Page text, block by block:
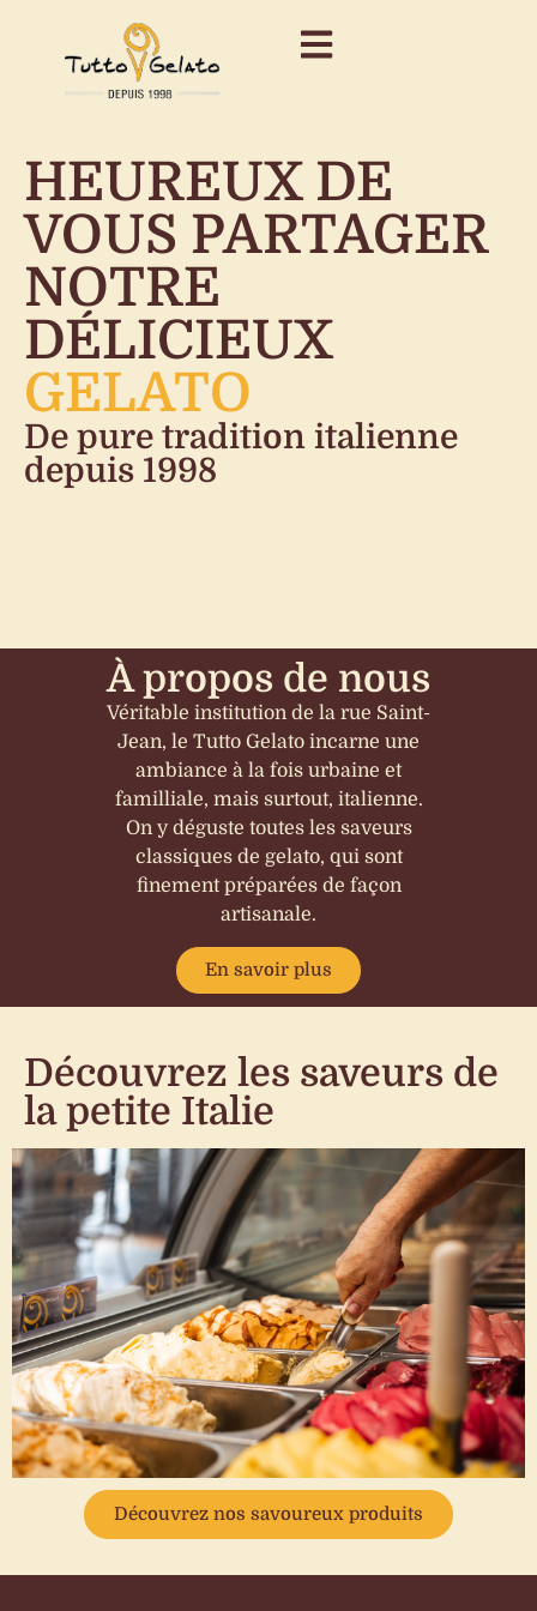
HEUREUX DE
VOUS PARTAGER
NOTRE
DÉLICIEUX
GELATO
De pure tradition italienne
depuis 1998
À propos de nous
Véritable institution de la rue Saint-
Jean, le Tutto Gelato incarne une
ambiance à la fois urbaine et
familliale, mais surtout, italienne.
On y déguste toutes les saveurs
classiques de gelato, qui sont
finement préparées de façon
artisanale.
En savoir plus
Découvrez les saveurs de
la petite Italie
Découvrez nos savoureux produits